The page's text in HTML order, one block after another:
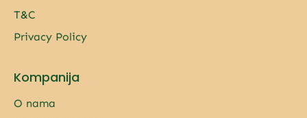
T&C
Privacy Policy
Kompanija
O nama